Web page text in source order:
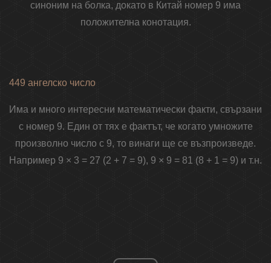
синоним на болка, докато в Китай номер 9 има
положителна конотация.
449 ангелско число
Има и много интересни математически факти, свързани
с номер 9. Един от тях е фактът, че когато умножите
произволно число с 9, то винаги ще се възпроизведе.
Например 9 × 3 = 27 (2 + 7 = 9), 9 × 9 = 81 (8 + 1 = 9) и т.н.